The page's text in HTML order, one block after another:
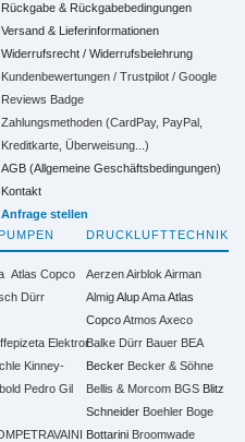
Rückgabe & Rückgabebedingungen
Versand & Lieferinformationen
Widerrufsrecht / Widerrufsbelehrung
Kundenbewertungen / Trustpilot / Google
Reviews Badge
Zahlungsmethoden (CardPay, PayPal,
Kreditkarte, Überweisung...)
AGB (Allgemeine Geschäftsbedingungen)
Kontakt
Anfrage stellen
Atlas Copco
Dürr
Elektror
Kinney-
Pedro Gil
DRUCKLUFTTECHNIK
AerzenAirblok Airman
Almig Alup Ama Atlas
Copco Atmos Axeco
Balke Dürr Bauer BEA
Becker Becker & Söhne
Bellis & Morcom BGS Blitz
Schneider Boehler Boge
Bottarini Broomwade